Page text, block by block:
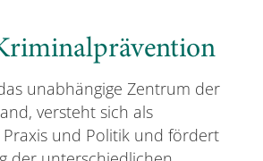
unabhängige Zentrum der
versteht sich als
Praxis und Politik und fördert